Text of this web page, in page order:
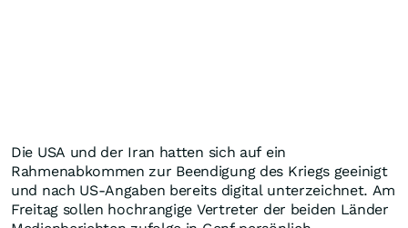
Die USA und der Iran hatten sich auf ein
Rahmenabkommen zur Beendigung des Kriegs geeinigt
und nach US-Angaben bereits digital unterzeichnet. Am
Freitag sollen hochrangige Vertreter der beiden Länder